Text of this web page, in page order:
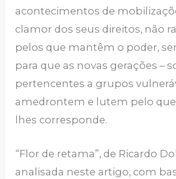
acontecimentos de
clamor dos seus direitos, não
pelos que mantêm o poder,
para que as novas gerações –
pertencentes a grupos
amedrontem e lutem pelo
lhes corresponde.
“Flor de retama”, de Ricardo
analisada neste artigo, com